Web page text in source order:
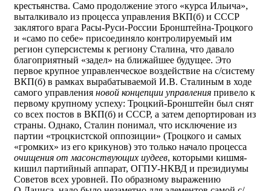
крестьянства. Само продолжение этого «курса Ильича»,
выталкивало из процесса управления ВКП(б) и СССР
заклятого врага Расы-Руси-России Бронштейна-Троцкого
и «само по себе» присоединяло контролируемый им
регион суперсистемы к региону Сталина, что давало
благоприятный «задел» на ближайшее будущее. Это
первое крупное управленческое воздействие на с/систему
ВКП(б) в рамках вырабатываемой И.В. Сталиным в ходе
самого управления новой концепции управления привело к
первому крупному успеху: Троцкий-Бронштейн был снят
со всех постов в ВКП(б) и СССР, а затем депортирован из
страны. Однако, Сталин понимал, что исключение из
партии «троцкистской оппозиции» (Троцкого и самых
«громких» из его крикунов) это только начало процесса
очищения от масонствующих иудеев, которыми кишмя-
кишил партийный аппарат, ОГПУ-НКВД и президиумы
Советов всех уровней. По образному выражению